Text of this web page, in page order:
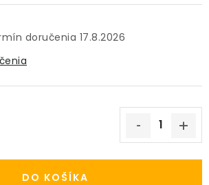
Informácie o doprave
17.8.2026
DO KOŠÍKA